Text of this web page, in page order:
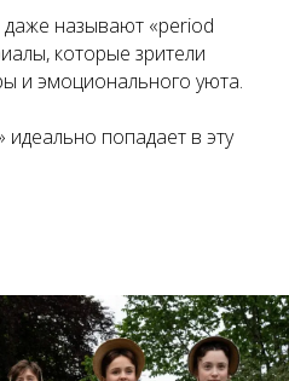
даже называют «period
которые зрители
и эмоционального уюта.
идеально попадает в эту